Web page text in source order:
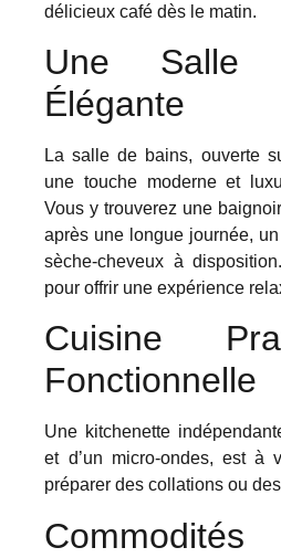
délicieux café dès le matin.
Une Salle
Élégante
La salle de bains, ouverte
une touche moderne et
Vous y trouverez une
après une longue journée,
sèche-cheveux à
pour offrir une expérience
Cuisine
Fonctionnelle
Une kitchenette
et d’un micro-ondes, est à
préparer des collations ou
Commodités